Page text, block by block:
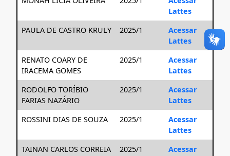
Lattes
PAULA DE CASTRO KRULY
2025/1
Acessar
Lattes
RENATO COARY DE
IRACEMA GOMES
2025/1
Acessar
Lattes
RODOLFO TORÍBIO
FARIAS NAZÁRIO
2025/1
Acessar
Lattes
ROSSINI DIAS DE SOUZA
2025/1
Acessar
Lattes
TAINAN CARLOS CORREIA
2025/1
Acessar